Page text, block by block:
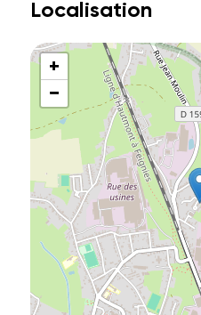
Localisation
+
−